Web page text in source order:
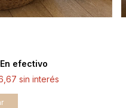
En efectivo
sin interés